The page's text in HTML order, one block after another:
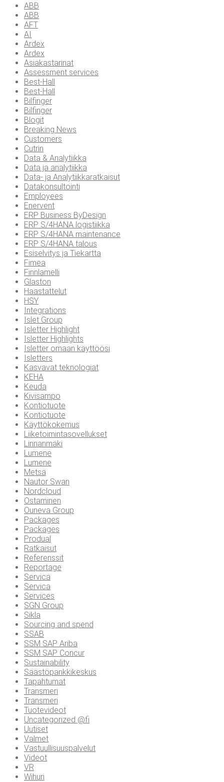
ABB
ABB
AFT
AI
Ardex
Ardex
Asiakastarinat
Assessment services
Best-Hall
Best-Hall
Bilfinger
Bilfinger
Blogit
Breaking News
Customers
Cutrin
Data & Analytiikka
Data ja analytiikka
Data- ja Analytiikkaratkaisut
Datakonsultointi
Employees
Enervent
ERP Business ByDesign
ERP S/4HANA logistiikka
ERP S/4HANA maintenance
ERP S/4HANA talous
Esiselvitys ja Tiekartta
Fimea
Finnlamelli
Glaston
Haastattelut
HSY
Integrations
Islet Group
Isletter Highlight
Isletter Highlights
Isletter omaan käyttöösi
Isletters
Kasvavat teknologiat
KEHA
Keuda
Kivisampo
Kontiotuote
Kontiotuote
Käyttökokemus
Liiketoimintasovellukset
Linnanmäki
Lumene
Lumene
Metsä
Nautor Swan
Nordcloud
Ostaminen
Ouneva Group
Packages
Packages
Produal
Ratkaisut
Referenssit
Reportage
Servica
Servica
Services
SGN Group
Sikla
Sourcing and spend
SSAB
SSM SAP Ariba
SSM SAP Concur
Sustainability
Säästöpankkikeskus
Tapahtumat
Transmeri
Transmeri
Tuotevideot
Uncategorized @fi
Uutiset
Valmet
Vastuullisuuspalvelut
Videot
VR
Wihuri